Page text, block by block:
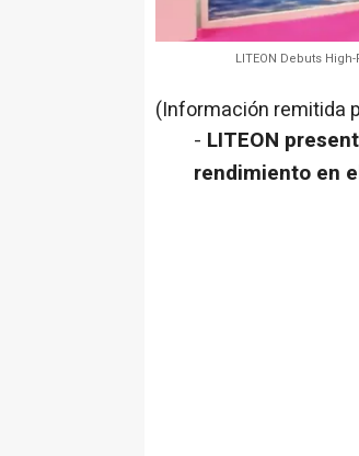
LITEON Debuts
(Información remitida
- LITEON
rendimiento en